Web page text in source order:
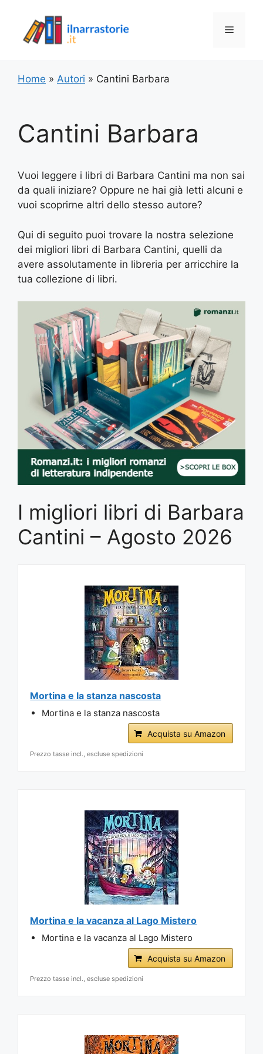
contenuto
Menu
Home » Autori » Cantini Barbara
Cantini Barbara
Vuoi leggere i libri di Barbara Cantini ma non sai
da quali iniziare? Oppure ne hai già letti alcuni e
vuoi scoprirne altri dello stesso autore?
Qui di seguito puoi trovare la nostra selezione
dei migliori libri di Barbara Cantini, quelli da
avere assolutamente in libreria per arricchire la
tua collezione di libri.
I migliori libri di Barbara
Cantini – Agosto 2026
Mortina e la stanza nascosta
Mortina e la stanza nascosta
Acquista su Amazon
Prezzo tasse incl., escluse spedizioni
Mortina e la vacanza al Lago Mistero
Mortina e la vacanza al Lago Mistero
Acquista su Amazon
Prezzo tasse incl., escluse spedizioni